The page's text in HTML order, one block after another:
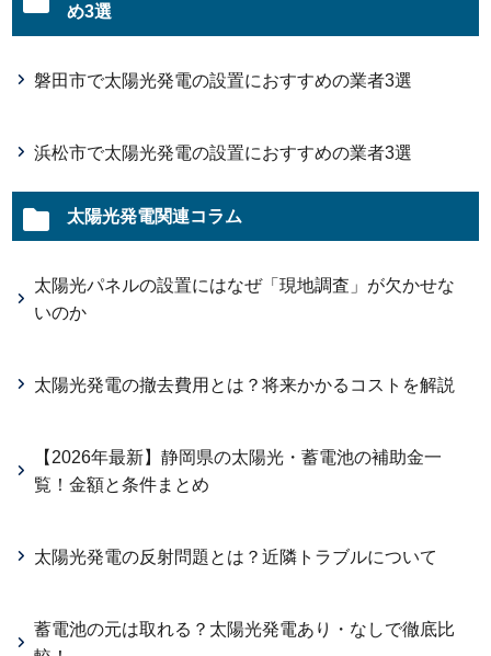
め3選
磐田市で太陽光発電の設置におすすめの業者3選
浜松市で太陽光発電の設置におすすめの業者3選
太陽光発電関連コラム
太陽光パネルの設置にはなぜ「現地調査」が欠かせな
いのか
太陽光発電の撤去費用とは？将来かかるコストを解説
【2026年最新】静岡県の太陽光・蓄電池の補助金一
覧！金額と条件まとめ
太陽光発電の反射問題とは？近隣トラブルについて
蓄電池の元は取れる？太陽光発電あり・なしで徹底比